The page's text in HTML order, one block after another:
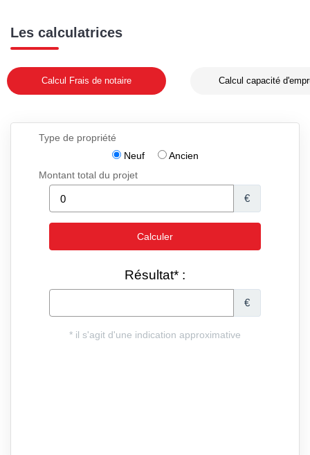
Les calculatrices
Calcul Frais de notaire Calcul capacité